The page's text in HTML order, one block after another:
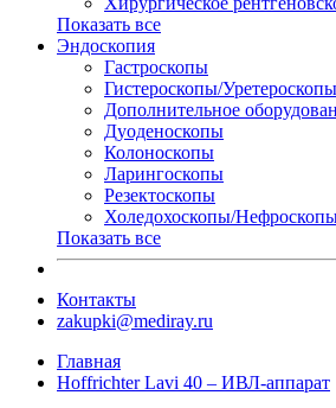
Показать все
Эндоскопия
Гастроскопы
Гистероскопы/Уретероскопы
Дополнительное
Дуоденоскопы
Колоноскопы
Ларингоскопы
Резектоскопы
Холедохоскопы/
Показать все
Контакты
zakupki@mediray.ru
Главная
Hoffrichter Lavi 40 – ИВЛ-аппарат